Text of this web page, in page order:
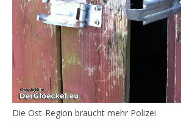
Die Ost-Region braucht mehr Polizei